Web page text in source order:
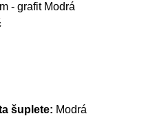
- grafit Modrá
šuplete: Modrá